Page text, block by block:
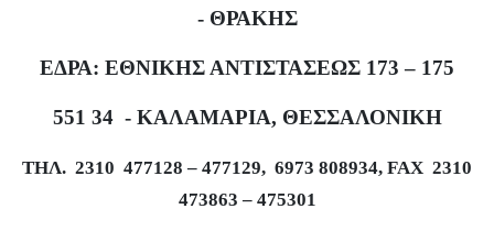
- ΘΡΑΚΗΣ
ΕΔΡΑ: ΕΘΝΙΚΗΣ ΑΝΤΙΣΤΑΣΕΩΣ 173 – 175
551 34 - ΚΑΛΑΜΑΡΙΑ, ΘΕΣΣΑΛΟΝΙΚΗ
ΤΗΛ. 2310 477128 – 477129, 6973 808934, FAX 2310
473863–475301